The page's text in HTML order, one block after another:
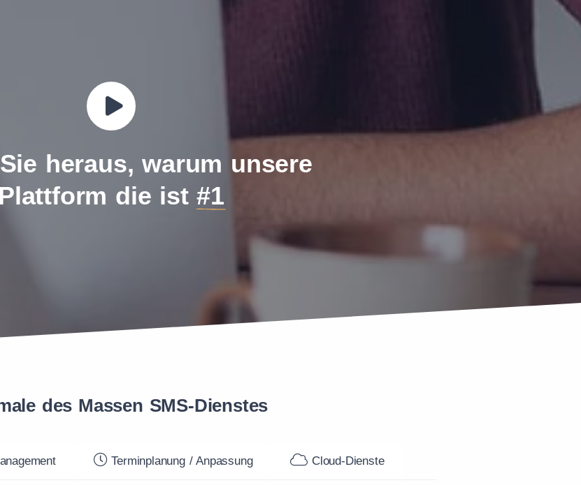
heraus, warum unsere
Plattform die ist#1
des Massen SMS-Dienstes
Terminplanung / Anpassung Cloud-Dienste